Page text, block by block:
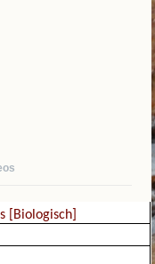
[Biologisch]